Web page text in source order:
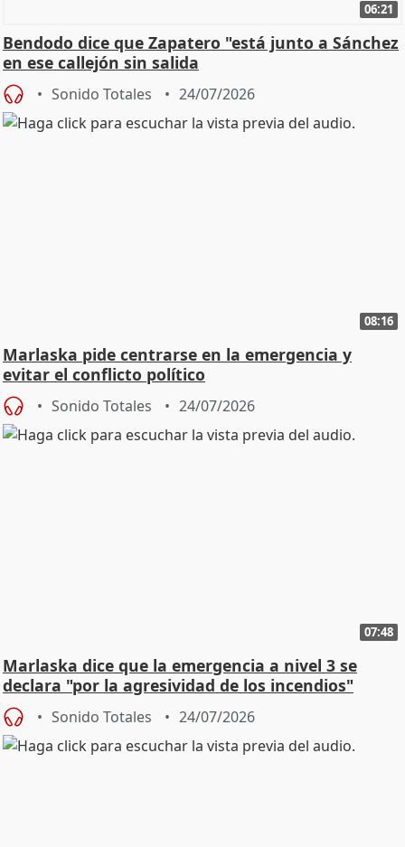
06:21
Bendodo dice que Zapatero "está junto a Sánchez
en ese callejón sin salida
Sonido Totales 24/07/2026
08:16
Marlaska pide centrarse en la emergencia y
evitar el conflicto político
Sonido Totales 24/07/2026
07:48
Marlaska dice que la emergencia a nivel 3 se
declara "por la agresividad de los incendios"
Sonido Totales 24/07/2026